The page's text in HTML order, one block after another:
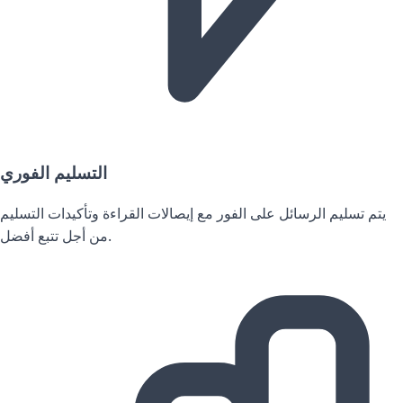
التسليم الفوري
يتم تسليم الرسائل على الفور مع إيصالات القراءة وتأكيدات التسليم
من أجل تتبع أفضل.